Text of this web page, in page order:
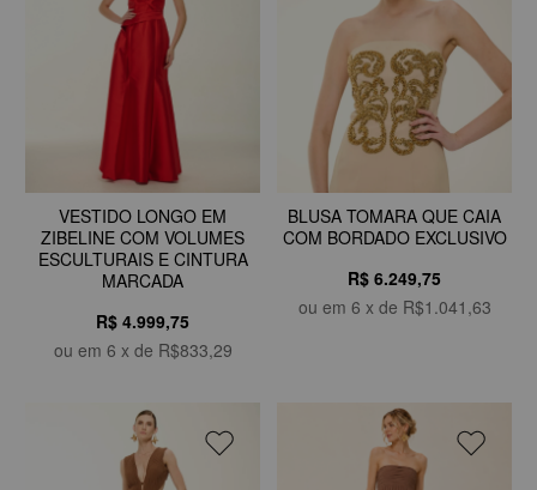
VESTIDO LONGO EM
ZIBELINE COM VOLUMES
ESCULTURAIS E CINTURA
MARCADA
R$ 4.999,75
ou em 6 x de R$833,29
BLUSA TOMARA QUE CAIA
COM BORDADO EXCLUSIVO
R$ 6.249,75
ou em 6 x de R$1.041,63